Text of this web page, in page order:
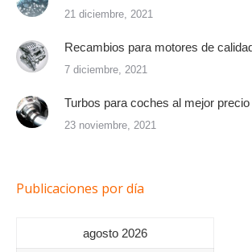
21 diciembre, 2021
Recambios para motores de calidad
7 diciembre, 2021
Turbos para coches al mejor precio
23 noviembre, 2021
Publicaciones por día
agosto 2026